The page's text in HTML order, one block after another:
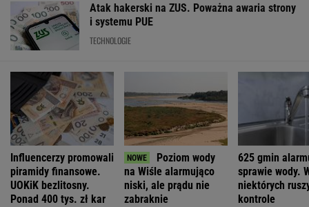
Atak hakerski na ZUS. Poważna awaria strony
i systemu PUE
TECHNOLOGIE
Influencerzy promowali
piramidy finansowe.
UOKiK bezlitosny.
Ponad 400 tys. zł kar
Poziom wody
na Wiśle alarmująco
niski, ale prądu nie
zabraknie
625 gmin
sprawie wody.
niektórych
kontrole